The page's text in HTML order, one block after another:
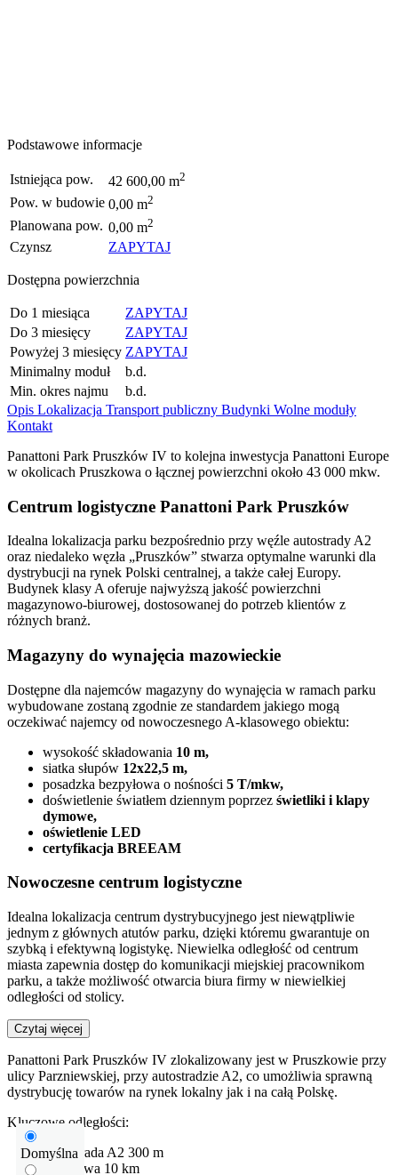
Podstawowe informacje
Istniejąca pow. 42 600,00 m2
Pow. w budowie 0,00 m2
Planowana pow. 0,00 m2
Czynsz ZAPYTAJ
Dostępna powierzchnia
Do 1 miesiąca
ZAPYTAJ
Do 3 miesięcy
ZAPYTAJ
Powyżej 3 miesięcy ZAPYTAJ
Minimalny moduł
b.d.
Min. okres najmu
b.d.
Opis Lokalizacja Transport publiczny Budynki Wolne moduły
Kontakt
Panattoni Park Pruszków IV to kolejna inwestycja Panattoni Europe
w okolicach Pruszkowa o łącznej powierzchni około 43 000 mkw.
Centrum logistyczne Panattoni Park Pruszków
Idealna lokalizacja parku bezpośrednio przy węźle autostrady A2
oraz niedaleko węzła „Pruszków” stwarza optymalne warunki dla
dystrybucji na rynek Polski centralnej, a także całej Europy.
Budynek klasy A oferuje najwyższą jakość powierzchni
magazynowo-biurowej, dostosowanej do potrzeb klientów z
różnych branż.
Magazyny do wynajęcia mazowieckie
Dostępne dla najemców magazyny do wynajęcia w ramach parku
wybudowane zostaną zgodnie ze standardem jakiego mogą
oczekiwać najemcy od nowoczesnego A-klasowego obiektu:
wysokość składowania 10 m,
siatka słupów 12x22,5 m,
posadzka bezpyłowa o nośności 5 T/mkw,
doświetlenie światłem dziennym poprzez świetliki i klapy
dymowe,
oświetlenie LED
certyfikacja BREEAM
Nowoczesne centrum logistyczne
Idealna lokalizacja centrum dystrybucyjnego jest niewątpliwie
jednym z głównych atutów parku, dzięki któremu gwarantuje on
szybką i efektywną logistykę. Niewielka odległość od centrum
miasta zapewnia dostęp do komunikacji miejskiej pracownikom
parku, a także możliwość otwarcia biura firmy w niewielkiej
odległości od stolicy.
Czytaj więcej
Panattoni Park Pruszków IV zlokalizowany jest w Pruszkowie przy
ulicy Parzniewskiej, przy autostradzie A2, co umożliwia sprawną
dystrybucję towarów na rynek lokalny jak i na całą Polskę.
Domyślna
Kluczowe odległości:
Autostrada A2 300 m
Warszawa 10 km